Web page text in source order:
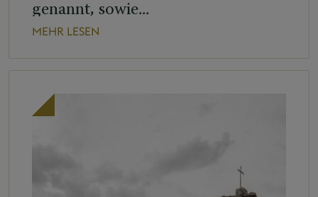
genannt, sowie...
MEHR LESEN